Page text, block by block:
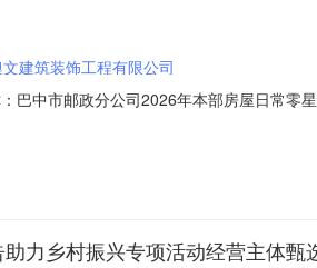
建筑装饰工程有限公司
中市邮政分公司2026年本部房屋日常零
限公司；报价金额（折扣）85%；得分
力乡村振兴专项活动经营主体